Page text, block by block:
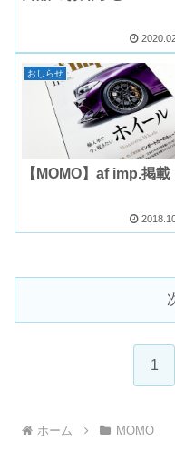
おしらせ
【MOMO】af imp.掲載
1
ホーム MOMO